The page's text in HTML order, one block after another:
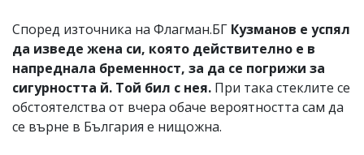
Според източника на Флагман.БГ Кузманов е успял
да изведе жена си, която действително е в
напреднала бременност, за да се погрижи за
сигурността й. Той бил с нея. При така стеклите се
обстоятелства от вчера обаче вероятността сам да
се върне в България е нищожна.